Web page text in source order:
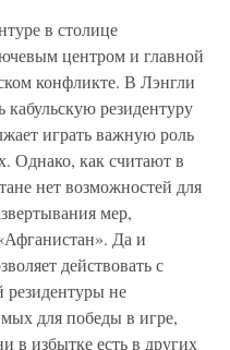
в столице
центром и главной
конфликте. В Лэнгли
кабульскую резидентуру
играть важную роль
Однако, как считают в
нет возможностей для
мер,
Да и
действовать с
резидентуры не
для победы в игре,
в избытке есть в других